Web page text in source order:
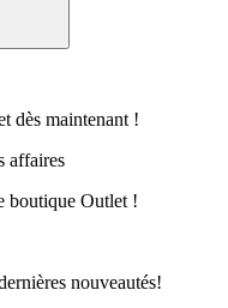
dès maintenant !
affaires
boutique Outlet !
nouveautés!